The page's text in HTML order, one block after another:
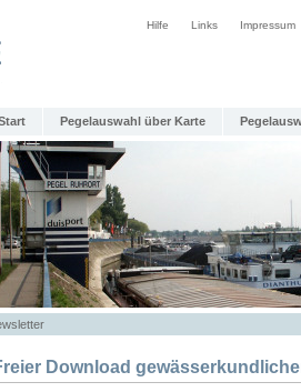
Hilfe Links Impressum
Pegelauswahl über Karte
Download